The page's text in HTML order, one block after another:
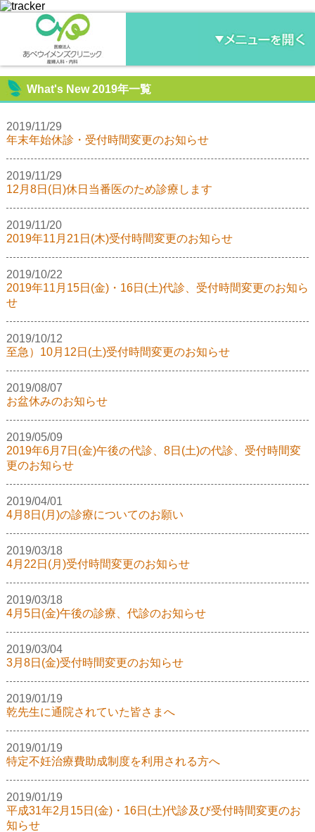
What's New 2019年一覧
2019/11/29
年末年始休診・受付時間変更のお知らせ
2019/11/29
12月8日(日)休日当番医のため診療します
2019/11/20
2019年11月21日(木)受付時間変更のお知らせ
2019/10/22
2019年11月15日(金)・16日(土)代診、受付時間変更のお知ら
せ
2019/10/12
至急）10月12日(土)受付時間変更のお知らせ
2019/08/07
お盆休みのお知らせ
2019/05/09
2019年6月7日(金)午後の代診、8日(土)の代診、受付時間変
更のお知らせ
2019/04/01
4月8日(月)の診療についてのお願い
2019/03/18
4月22日(月)受付時間変更のお知らせ
2019/03/18
4月5日(金)午後の診療、代診のお知らせ
2019/03/04
3月8日(金)受付時間変更のお知らせ
2019/01/19
乾先生に通院されていた皆さまへ
2019/01/19
特定不妊治療費助成制度を利用される方へ
2019/01/19
平成31年2月15日(金)・16日(土)代診及び受付時間変更のお
知らせ